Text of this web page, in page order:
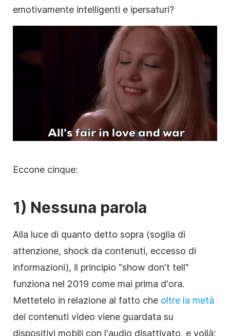
emotivamente intelligenti e ipersaturi?
Eccone cinque:
1) Nessuna parola
Alla luce di quanto detto sopra (soglia di
attenzione, shock da contenuti, eccesso di
informazioni), il principio "show don't tell"
funziona nel 2019 come mai prima d'ora.
Mettetelo in relazione al fatto che oltre la metà
dei contenuti video viene guardata su
dispositivi mobili con l'audio disattivato, e voilà: